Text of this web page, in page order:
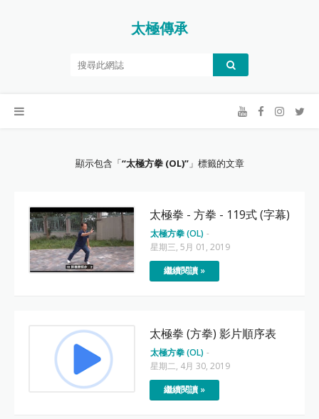
太極傳承
顯示包含「 太極方拳 (OL) 」標籤的文章
太極拳 - 方拳 - 119式 (字幕)
太極方拳 (OL) -
星期三, 5月 01, 2019
繼續閱讀 »
太極拳 (方拳) 影片順序表
太極方拳 (OL) -
星期二, 4月 30, 2019
繼續閱讀 »